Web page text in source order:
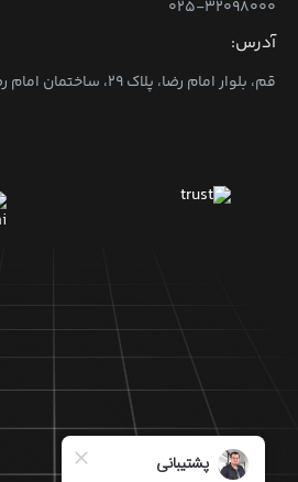
۰۲۵-۳۲۰۹۸۰۰۰
آدرس:
قم، بلوار امام رضا، پلاک ۲۹، ساختمان امام رضا، طبقه ۳، واحد ۷